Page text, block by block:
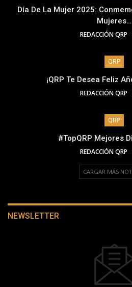
Día De La Mujer 2025:
Mujeres…
REDACCIÓN QRP
QRP
¡QRP Te Desea Feliz
REDACCIÓN QRP
QRP
#TopQRP Mejores
REDACCIÓN QRP
CARGAR MÁS
NEWSLETTER